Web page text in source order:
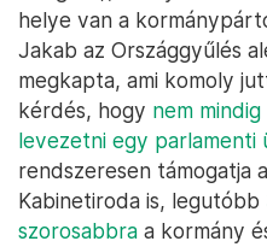
helye van a
Jakab az Országgyűlés
megkapta, ami komoly
kérdés, hogy nem
levezetni egy parlamenti
rendszeresen támogatja
Kabinetiroda is, legutóbb
szorosabbra a kormány